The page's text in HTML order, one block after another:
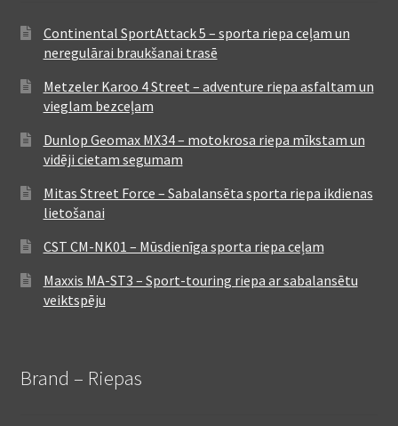
Continental SportAttack 5 – sporta riepa ceļam un
neregulārai braukšanai trasē
Metzeler Karoo 4 Street – adventure riepa asfaltam un
vieglam bezceļam
Dunlop Geomax MX34 – motokrosa riepa mīkstam un
vidēji cietam segumam
Mitas Street Force – Sabalansēta sporta riepa ikdienas
lietošanai
CST CM-NK01 – Mūsdienīga sporta riepa ceļam
Maxxis MA-ST3 – Sport-touring riepa ar sabalansētu
veiktspēju
Brand – Riepas